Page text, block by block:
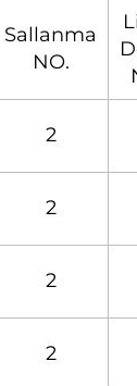
Sallanma
NO.
2
2
2
2